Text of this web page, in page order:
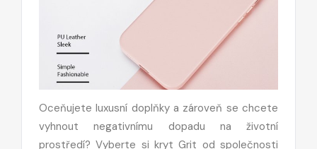
Oceňujete luxusní doplňky a zároveň se chcete
vyhnout negativnímu dopadu na životní
prostředí? Vyberte si kryt Grit od společnosti